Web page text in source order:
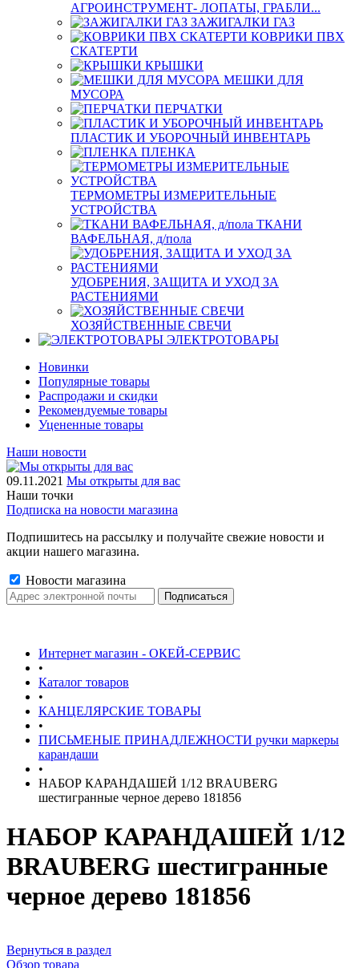
АГРОИНСТРУМЕНТ- ЛОПАТЫ, ГРАБЛИ...
ЗАЖИГАЛКИ ГАЗ
КОВРИКИ ПВХ
СКАТЕРТИ
КРЫШКИ
МЕШКИ ДЛЯ
МУСОРА
ПЕРЧАТКИ
ПЛАСТИК И УБОРОЧНЫЙ ИНВЕНТАРЬ
ПЛЕНКА
ТЕРМОМЕТРЫ ИЗМЕРИТЕЛЬНЫЕ
УСТРОЙСТВА
ТКАНИ
ВАФЕЛЬНАЯ, д/пола
УДОБРЕНИЯ, ЗАЩИТА И УХОД ЗА
РАСТЕНИЯМИ
ХОЗЯЙСТВЕННЫЕ СВЕЧИ
ЭЛЕКТРОТОВАРЫ
Новинки
Популярные товары
Распродажи и скидки
Рекомендуемые товары
Уцененные товары
Наши новости
09.11.2021 Мы открыты для вас
Наши точки
Подписка на новости магазина
Подпишитесь на рассылку и получайте свежие новости и
акции нашего магазина.
Новости магазина
Интернет магазин - ОКЕЙ-СЕРВИС
•
Каталог товаров
•
КАНЦЕЛЯРСКИЕ ТОВАРЫ
•
ПИСЬМЕНЫЕ ПРИНАДЛЕЖНОСТИ ручки маркеры
карандаши
•
НАБОР КАРАНДАШЕЙ 1/12 BRAUBERG
шестигранные черное дерево 181856
НАБОР КАРАНДАШЕЙ 1/12
BRAUBERG шестигранные
черное дерево 181856
Вернуться в раздел
Обзор товара